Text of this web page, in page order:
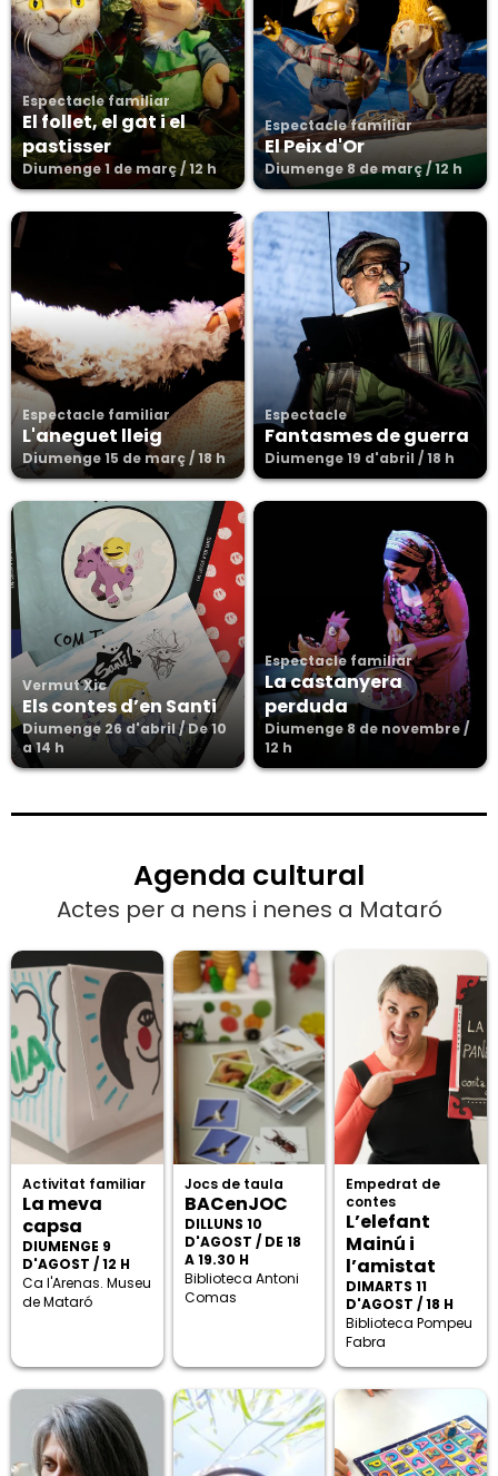
Espectacle familiar
El follet, el gat i el
pastisser
Diumenge 1 de març / 12 h
Espectacle familiar
El Peix d'Or
Diumenge 8 de març / 12 h
Espectacle familiar
L'aneguet lleig
Diumenge 15 de març / 18 h
Espectacle
Fantasmes de guerra
Diumenge 19 d'abril / 18 h
Vermut Xic
Els contes d’en Santi
Diumenge 26 d'abril / De 10
a 14 h
Espectacle familiar
La castanyera
perduda
Diumenge 8 de novembre /
12 h
Agenda cultural
Actes per a nens i nenes a Mataró
Activitat familiar
La meva
capsa
DIUMENGE 9
D'AGOST / 12 H
Ca l'Arenas. Museu
de Mataró
Jocs de taula
BACenJOC
DILLUNS 10
D'AGOST / DE 18
A 19.30 H
Biblioteca Antoni
Comas
Empedrat de
contes
L’elefant
Mainú i
l’amistat
DIMARTS 11
D'AGOST / 18 H
Biblioteca Pompeu
Fabra